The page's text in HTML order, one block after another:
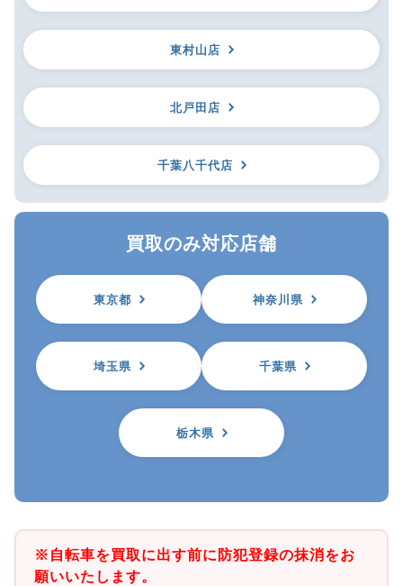
東村山店
北戸田店
千葉八千代店
買取のみ対応店舗
東京都 神奈川県
埼玉県 千葉県
栃木県
※自転車を買取に出す前に防犯登録の抹消をお
願いいたします。